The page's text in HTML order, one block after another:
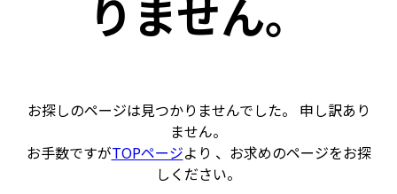
りません。
お探しのページは見つかりませんでした。 申し訳あり
ません。
お手数ですがTOPページより 、お求めのページをお探
しください。